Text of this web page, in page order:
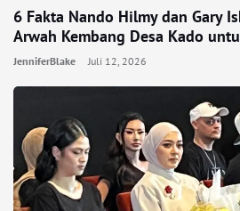
6 Fakta Nando Hilmy dan Gary
Arwah Kembang Desa Kado
JenniferBlake Juli 12, 2026